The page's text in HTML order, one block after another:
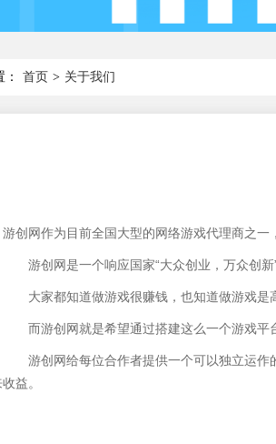
首页 > 关于我们
游创网作为目前全国大型的网络游戏代理商之一
游创 网是一个响应国家“大众创业，万众创
大家都知道做游戏很赚钱，也知道做游戏是
而游创 网就是希望通过搭建这么一个游戏
游创 网给每位合作者提供一个可以独立运
益。